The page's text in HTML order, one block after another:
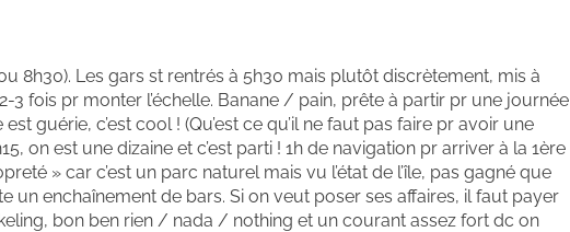
8h30). Les gars st rentrés à 5h30 mais plutôt discrètement, mis à
3 fois pr monter l’échelle. Banane / pain, prête à partir pr une journée
guérie, c’est cool ! (Qu’est ce qu’il ne faut pas faire pr avoir une
on est une dizaine et c’est parti ! 1h de navigation pr arriver à la 1ère
» car c’est un parc naturel mais vu l’état de l’île, pas gagné que
un enchaînement de bars. Si on veut poser ses affaires, il faut payer
bon ben rien / nada / nothing et un courant assez fort dc on